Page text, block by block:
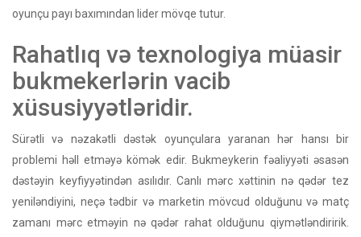
oyunçu payı baxımından lider mövqe tutur.
Rahatlıq və texnologiya müasir
bukmekerlərin vacib
xüsusiyyətləridir.
Sürətli və nəzakətli dəstək oyunçulara yaranan hər hansı bir
problemi həll etməyə kömək edir. Bukmeykerin fəaliyyəti əsasən
dəstəyin keyfiyyətindən asılıdır. Canlı mərc xəttinin nə qədər tez
yeniləndiyini, neçə tədbir və marketin mövcud olduğunu və matç
zamanı mərc etməyin nə qədər rahat olduğunu qiymətləndiririk.